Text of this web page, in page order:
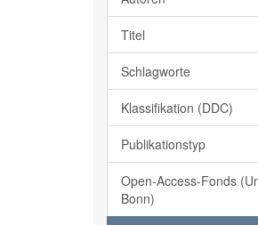
Titel
Schlagworte
Klassifikation (DDC)
Publikationstyp
Open-Access-Fonds
Bonn)